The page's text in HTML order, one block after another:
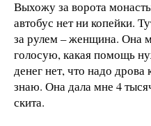
Выхожу за ворота
автобус нет ни копейки.
за рулем – женщина. Она
голосую, какая помощь
денег нет, что надо дрова
знаю. Она дала мне 4
скита.